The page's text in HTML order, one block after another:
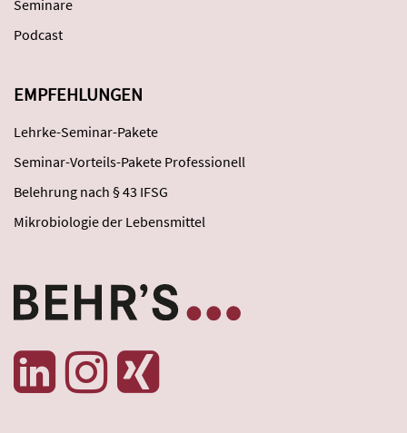
Seminare
Podcast
EMPFEHLUNGEN
Lehrke-Seminar-Pakete
Seminar-Vorteils-Pakete Professionell
Belehrung nach § 43 IFSG
Mikrobiologie der Lebensmittel